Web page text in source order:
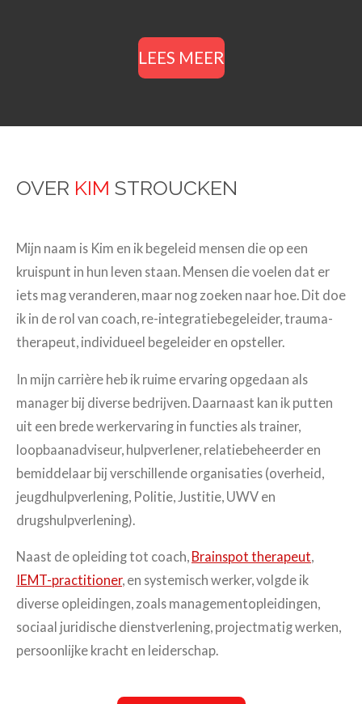
LEES MEER
OVER KIM STROUCKEN
Mijn naam is Kim en ik begeleid mensen die op een
kruispunt in hun leven staan. Mensen die voelen dat er
iets mag veranderen, maar nog zoeken naar hoe. Dit doe
ik in de rol van coach, re-integratiebegeleider, trauma-
therapeut, individueel begeleider en opsteller.
In mijn carrière heb ik ruime ervaring opgedaan als
manager bij diverse bedrijven. Daarnaast kan ik putten
uit een brede werkervaring in functies als trainer,
loopbaanadviseur, hulpverlener, relatiebeheerder en
bemiddelaar bij verschillende organisaties (overheid,
jeugdhulpverlening, Politie, Justitie, UWV en
drugshulpverlening).
Naast de opleiding tot coach, Brainspot therapeut,
IEMT-practitioner, en systemisch werker, volgde ik
diverse opleidingen, zoals managementopleidingen,
sociaal juridische dienstverlening, projectmatig werken,
persoonlijke kracht en leiderschap.